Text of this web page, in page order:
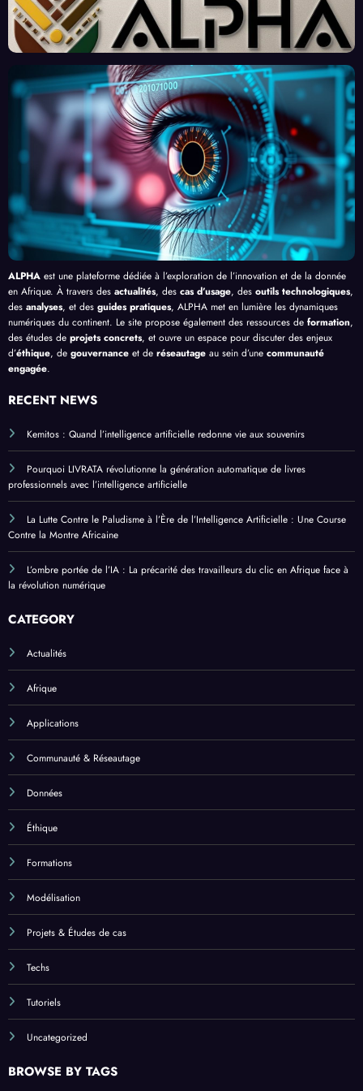
« Tra
vaille
urs
Clic »
en
Afriq
Nouv
eau
Front
contr
e le
Palud
isme
en
Afriq
ue
Enjeu
x et
Prom
esses
, au-
delà
de
Bang
ui
Redé
finiss
ent
l’Effi
cacit
é de
l’IA
ALPHA est une plateforme dédiée à l’exploration de l’innovation et de la donnée
en Afrique. À travers des actualités, des cas d’usage, des outils technologiques,
des analyses, et des guides pratiques, ALPHA met en lumière les dynamiques
numériques du continent. Le site propose également des ressources de formation,
des études de projets concrets, et ouvre un espace pour discuter des enjeux
d’éthique, de gouvernance et de réseautage au sein d’une communauté
engagée.
RECENT NEWS
Kemitos : Quand l’intelligence artificielle redonne vie aux souvenirs
Pourquoi LIVRATA révolutionne la génération automatique de livres
professionnels avec l’intelligence artificielle
La Lutte Contre le Paludisme à l’Ère de l’Intelligence Artificielle : Une Course
Contre la Montre Africaine
L’ombre portée de l’IA : La précarité des travailleurs du clic en Afrique face à
la révolution numérique
CATEGORY
Actualités
Afrique
Applications
Communauté & Réseautage
Données
Éthique
Formations
Modélisation
Projets & Études de cas
Techs
Tutoriels
Uncategorized
BROWSE BY TAGS